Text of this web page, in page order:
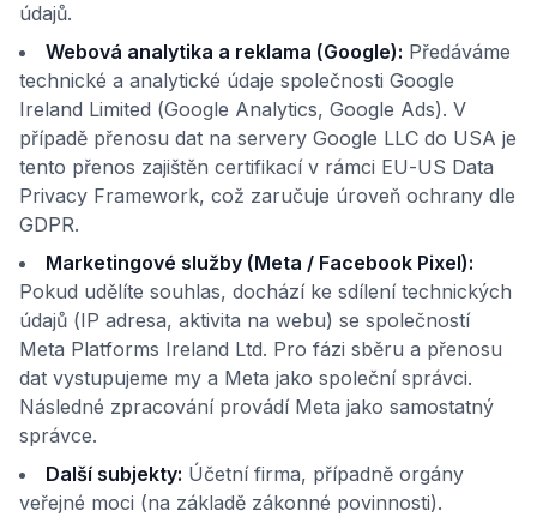
údajů.
Webová analytika a reklama (Google): Předáváme
technické a analytické údaje společnosti Google
Ireland Limited (Google Analytics, Google Ads). V
případě přenosu dat na servery Google LLC do USA je
tento přenos zajištěn certifikací v rámci EU-US Data
Privacy Framework, což zaručuje úroveň ochrany dle
GDPR.
Marketingové služby (Meta / Facebook Pixel):
Pokud udělíte souhlas, dochází ke sdílení technických
údajů (IP adresa, aktivita na webu) se společností
Meta Platforms Ireland Ltd. Pro fázi sběru a přenosu
dat vystupujeme my a Meta jako společní správci.
Následné zpracování provádí Meta jako samostatný
správce.
Další subjekty: Účetní firma, případně orgány
veřejné moci (na základě zákonné povinnosti).